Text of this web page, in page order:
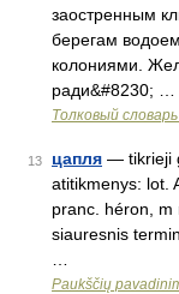
заостренным
берегам
колониями.
ради&#8230; …
Толковый
13 цапля — tikrieji
atitikmenys: lot.
pranc. héron, m
siauresnis
Paukščių